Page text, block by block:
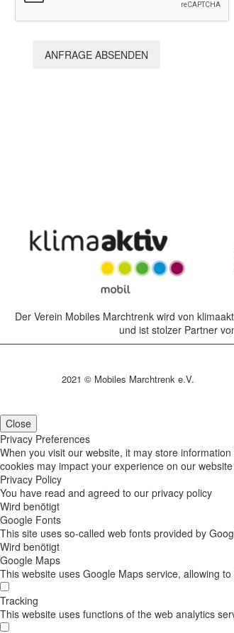
Der Verein Mobiles Marchtrenk wird von
und ist stolzer Partner
2021 © Mobiles Marchtrenk e.V.
Close
Privacy Preferences
When you visit our website, it may store
cookies may impact your experience on our
Privacy Policy
You have read and agreed to our privacy policy
Wird benötigt
Google Fonts
This site uses so-called web fonts provided by
Wird benötigt
Google Maps
This website uses Google Maps service, allowing
Tracking
This website uses functions of the web analytics